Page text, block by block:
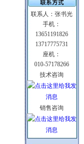
联系人：张书光
手机：
13651191826
13717775731
座机：
010-57178266
技术咨询
销售咨询